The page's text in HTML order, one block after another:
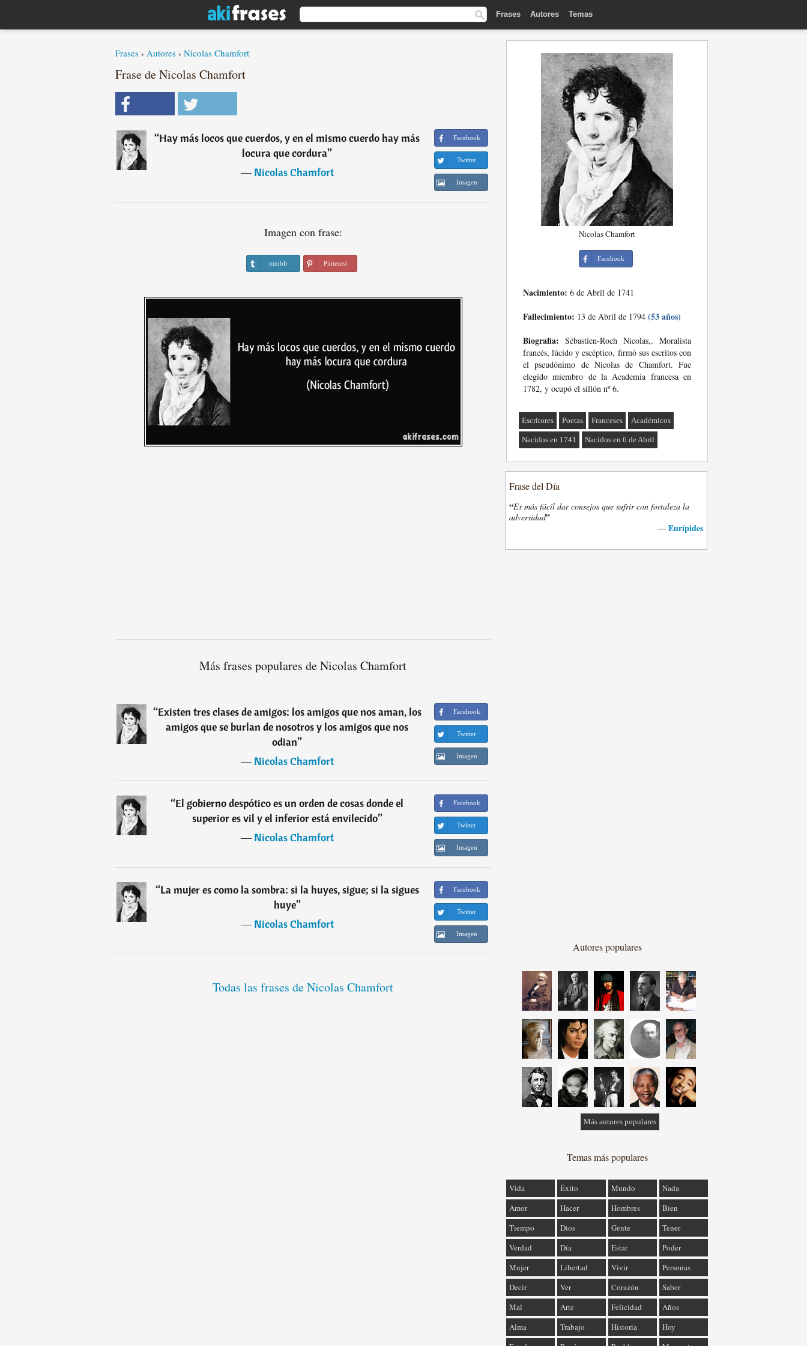
Frases Autores Temas
Frases › Autores › Nicolas Chamfort
Frase de Nicolas Chamfort
“Hay más locos que cuerdos, y en el mismo cuerdo hay más
locura que cordura”
―Nicolas Chamfort
Facebook
Twitter
Imagen
Imagen con frase:
tumblr Pinterest
Más frases populares de Nicolas Chamfort
“Existen tres clases de amigos: los amigos que nos aman, los
amigos que se burlan de nosotros y los amigos que nos
odian”
―Nicolas Chamfort
Facebook
Twitter
Imagen
“El gobierno despótico es un orden de cosas donde el
superior es vil y el inferior está envilecido”
―Nicolas Chamfort
Facebook
Twitter
Imagen
“La mujer es como la sombra: si la huyes, sigue; si la sigues
huye”
―Nicolas Chamfort
Facebook
Twitter
Imagen
Todas las frases de Nicolas Chamfort
Nicolas Chamfort
Facebook
Nacimiento: 6 de Abril de 1741
Fallecimiento: 13 de Abril de 1794 (53 años)
Biografia: Sébastien-Roch Nicolas,. Moralista
francés, lúcido y escéptico, firmó sus escritos con
el pseudónimo de Nicolas de Chamfort. Fue
elegido miembro de la Academia francesa en
1782, y ocupó el sillón nº 6.
Escritores Poetas Franceses Académicos
Nacidos en 1741 Nacidos en 6 de Abril
Frase del Día
“Es más fácil dar consejos que sufrir con fortaleza la
adversidad”
— Eurípides
Autores populares
Más autores populares
Temas más populares
Vida Éxito Mundo
Nada
Amor
Hacer Hombres
Bien
Tiempo
Dios Gente
Tener
Verdad
Día Estar
Poder
Mujer
Libertad Vivir
Personas
Decir
Ver Corazón
Saber
Mal
Arte Felicidad
Años
Alma
Trabajo Historia
Hoy